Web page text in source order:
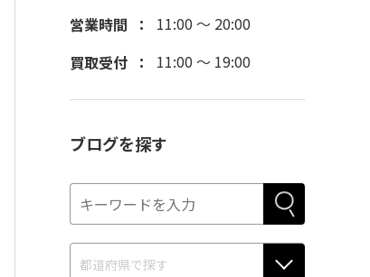
営業時間
11:00 ～ 20:00
買取受付
11:00 ～ 19:00
ブログを探す